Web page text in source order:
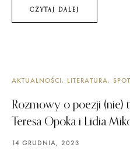
CZYTAJ DALEJ
AKTUALNOŚCI LITERATURA
Rozmowy o poezji (nie)
Teresa Opoka i Lidia
14 GRUDNIA, 2023